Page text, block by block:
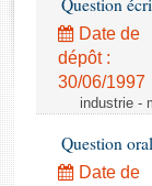
Rapports
Rapports
Rapports sur
Baromètre de
Dossiers
Budget et
Question
Date de
dépôt :
30/06/1997
industrie -
Question
Date de